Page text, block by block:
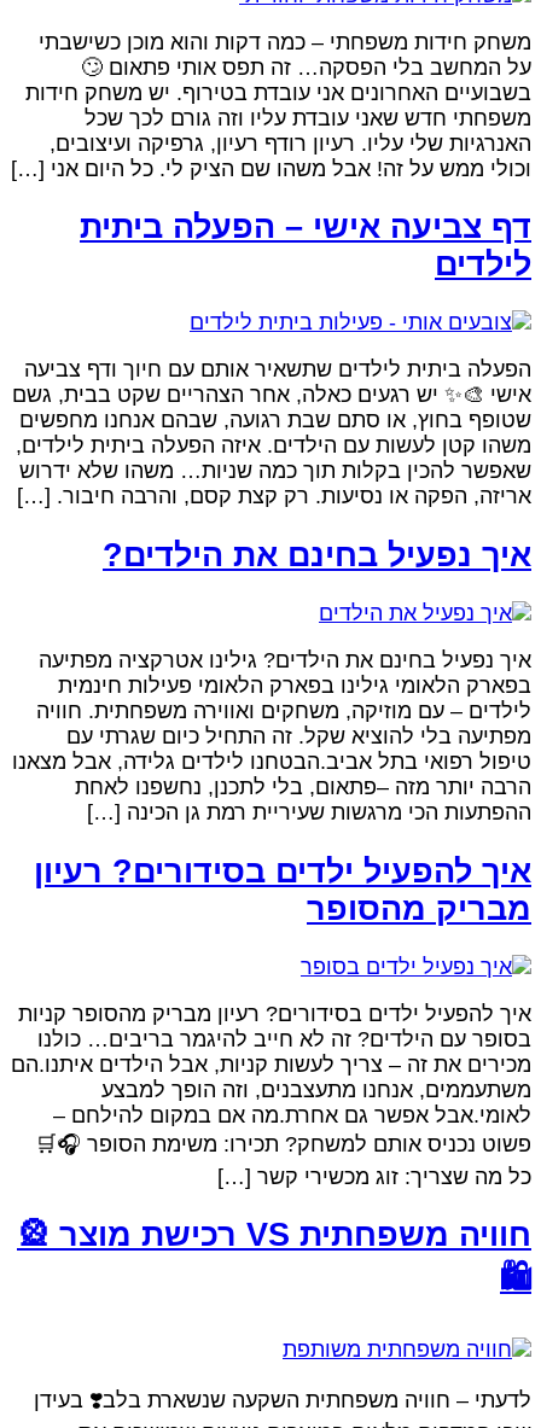
חידות משפחתי – כמה דקות והוא מוכן כשישבתי
המחשב בלי הפסקה… זה תפס אותי פתאום 🙄
האחרונים אני עובדת בטירוף. יש משחק חידות
חדש שאני עובדת עליו וזה גורם לכך שכל
שלי עליו. רעיון רודף רעיון, גרפיקה ועיצובים,
ממש על זה! אבל משהו שם הציק לי. כל היום אני […]
צביעה אישי – הפעלה ביתית
ביתית לילדים שתשאיר אותם עם חיוך ודף צביעה
🎨✨ יש רגעים כאלה, אחר הצהריים שקט בבית, גשם
בחוץ, או סתם שבת רגועה, שבהם אנחנו מחפשים
קטן לעשות עם הילדים. איזה הפעלה ביתית לילדים,
להכין בקלות תוך כמה שניות… משהו שלא ידרוש
הפקה או נסיעות. רק קצת קסם, והרבה חיבור. […]
נפעיל בחינם את הילדים?
נפעיל בחינם את הילדים? גילינו אטרקציה מפתיעה
הלאומי גילינו בפארק הלאומי פעילות חינמית
– עם מוזיקה, משחקים ואווירה משפחתית. חוויה
בלי להוציא שקל. זה התחיל כיום שגרתי עם
רפואי בתל אביב.הבטחנו לילדים גלידה, אבל מצאנו
יותר מזה –פתאום, בלי לתכנן, נחשפנו לאחת
הכי מרגשות שעיריית רמת גן הכינה […]
להפעיל ילדים בסידורים? רעיון
מהסופר
להפעיל ילדים בסידורים? רעיון מבריק מהסופר קניות
עם הילדים? זה לא חייב להיגמר בריבים… כולנו
את זה – צריך לעשות קניות, אבל הילדים איתנו.הם
אנחנו מתעצבנים, וזה הופך למבצע
אפשר גם אחרת.מה אם במקום להילחם –
נכניס אותם למשחק? תכירו: משימת הסופר 🎧🛒
מה שצריך: זוג מכשירי קשר […]
חוויה משפחתית VS רכישת מוצר 🎡
– חוויה משפחתית השקעה שנשארת בלב❣️ בעידן